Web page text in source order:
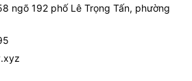
ngõ 192 phố Lê Trọng Tấn, phường